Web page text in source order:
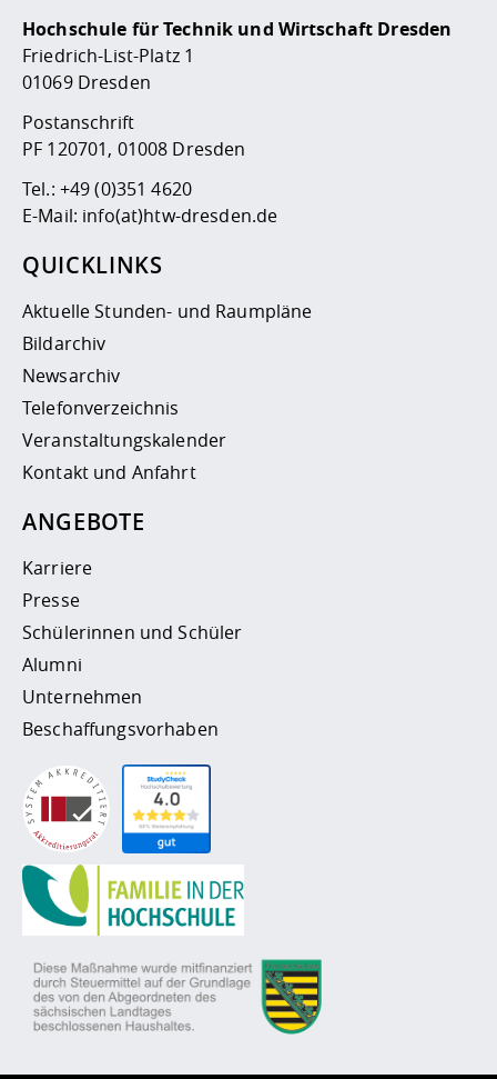
Hochschule für Technik und Wirtschaft Dresden
Friedrich-List-Platz 1
01069 Dresden
Postanschrift
PF 120701, 01008 Dresden
Tel.: +49 (0)351 4620
E-Mail: info(at)htw-dresden.de
QUICKLINKS
Aktuelle Stunden- und Raumpläne
Bildarchiv
Newsarchiv
Telefonverzeichnis
Veranstaltungskalender
Kontakt und Anfahrt
ANGEBOTE
Karriere
Presse
Schülerinnen und Schüler
Alumni
Unternehmen
Beschaffungsvorhaben